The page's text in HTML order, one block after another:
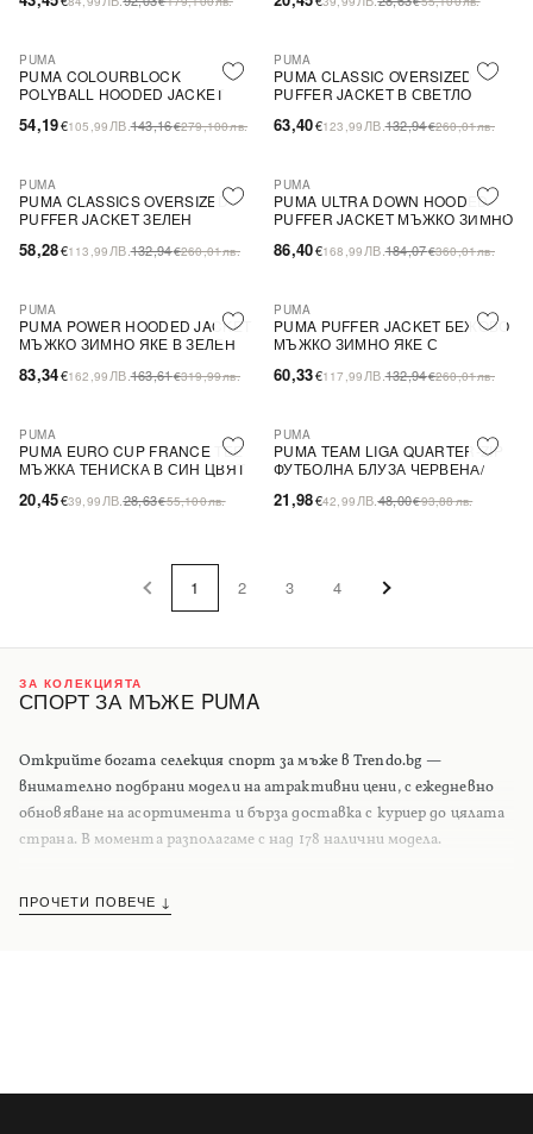
-62%
ПОСЛЕДНА БРОЙКА
PUMA
PUMA COLOURBLOCK
POLYBALL HOODED JACKET
ЗЕЛЕНО
54,19€105,99 ЛВ.143,16€279,100лв.
-52%
PUMA
PUMA CLASSIC OVERSIZED
PUFFER JACKET В СВЕТЛО
63,40€123,99 ЛВ.132,94€260,01лв.
-56%
PUMA
PUMA CLASSICS OVERSIZED
PUFFER JACKET ЗЕЛЕН
58,28€113,99 ЛВ.132,94€260,01лв.
-53%
PUMA
PUMA ULTRA DOWN HOODED
PUFFER JACKET МЪЖКО ЗИМНО
86,40€168,99 ЛВ.184,07€360,01лв.
-49%
PUMA
PUMA POWER HOODED JACKET
МЪЖКО ЗИМНО ЯКЕ В ЗЕЛЕН
83,34€162,99 ЛВ.163,61€319,99лв.
-55%
PUMA
PUMA PUFFER JACKET БЕЖОВО
МЪЖКО ЗИМНО ЯКЕ С
ТЕХНОЛОГИИ
60,33€117,99 ЛВ.132,94€260,01лв.
-29%
PUMA
PUMA EURO CUP FRANCE TEE
МЪЖКА ТЕНИСКА В СИН ЦВЯТ
20,45€39,99 ЛВ.28,63€55,100лв.
-54%
PUMA
PUMA TEAM LIGA QUARTER-ZIP
ФУТБОЛНА БЛУЗА ЧЕРВЕНА/
21,98€42,99 ЛВ.48,00€93,88лв.
1 2 3 4
ЗА КОЛЕКЦИЯТА
СПОРТ ЗА МЪЖЕ PUMA
Открийте богата селекция спорт за мъже в Trendo.bg —
внимателно подбрани модели на атрактивни цени, с ежедневно
обновяване на асортимента и бърза доставка с куриер до цялата
страна. В момента разполагаме с над 178 налични модела.
ПРОЧЕТИ ПОВЕЧЕ ↓